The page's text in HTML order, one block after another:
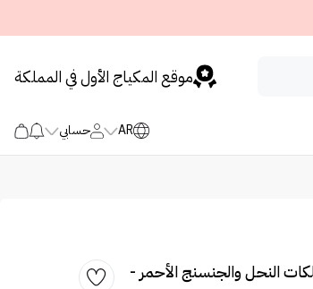
موقع المكياج الأول في المملكة
AR حسابي
النحل والجنسنج الأحمر -